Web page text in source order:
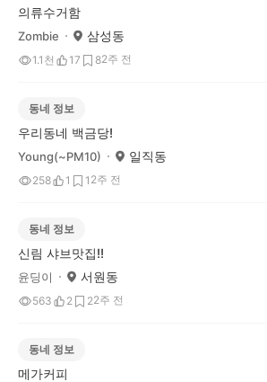
의류수거함
Zombie 삼성동
1.1천 17 82주 전
동네 정보
우리동네 백금당!
Young(~PM10) 일직동
258 1 1 2주 전
동네 정보
신림 샤브맛집!!
윤딩이 서원동
563 2 22주 전
동네 정보
메가커피